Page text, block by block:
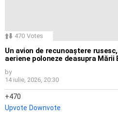
470 Votes
Un avion de recunoaștere
aeriene poloneze deasupra Mării
by
14 iulie, 2026, 20:30
470
Upvote Downvote